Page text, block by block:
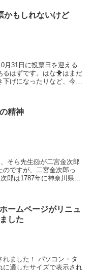
かもしれないけど
るはずです。はな🐥はまだ
げになったりなど、今回
精神
ですが、二宮金次郎っ
ームページがリニュ
した
パソコン・タ
に適したサイズで表示され